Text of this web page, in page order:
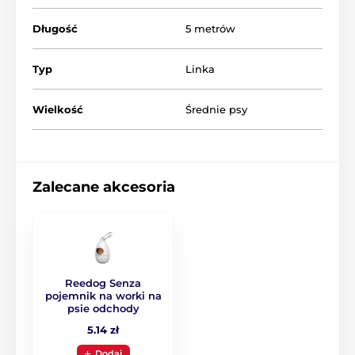
zakochasz!
wyglądem.Ciekawy, oryginalny i praktyczny design Reedog
Senza jest dostępny nie tylko w czterech różnych rozmiarach,
Długość 5 metrów
Typ Linka
Wielkość Średnie psy
Zalecane akcesoria
Reedog Senza
pojemnik na worki na
psie odchody
5.14 zł